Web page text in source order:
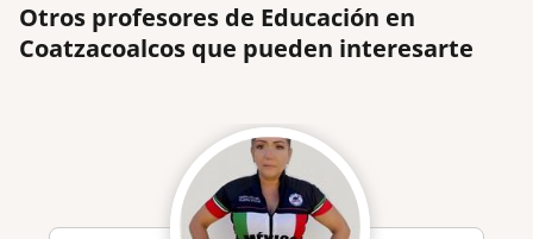
Otros profesores de Educación en
Coatzacoalcos que pueden interesarte